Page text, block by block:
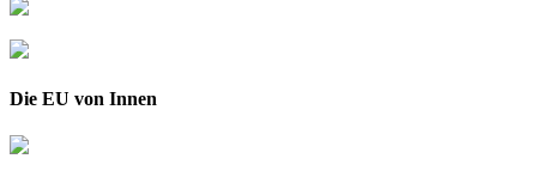
Die EU von Innen